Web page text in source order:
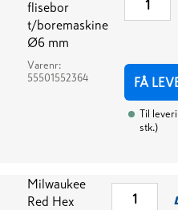
flisebor
t/boremaskine
Ø6 mm
Varenr:
55501552364
FÅ
Til
stk.)
Milwaukee
Red Hex